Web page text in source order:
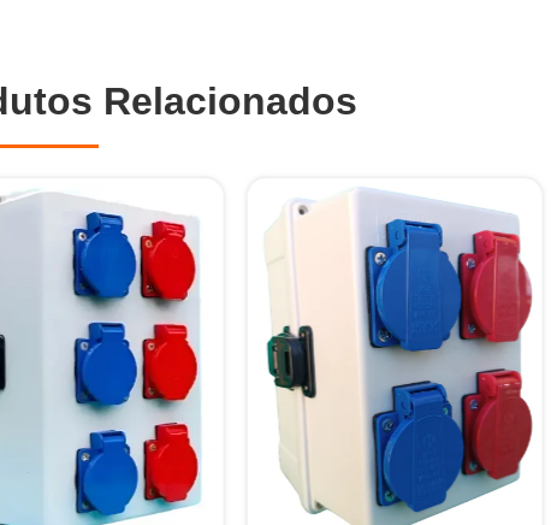
Relacionados